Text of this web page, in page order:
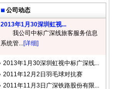
公司动态
2013年1月30深圳虹视...
我公司中标广深线旅客服务信息
系统管...[详细]
2013年1月30深圳虹视中标广深线...
2011年12月2日羽毛球对抗赛
2011年11月3日广深铁路股份有限...